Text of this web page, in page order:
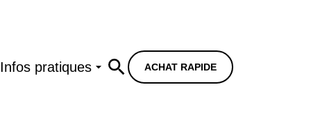
Infos pratiques ACHAT RAPIDE